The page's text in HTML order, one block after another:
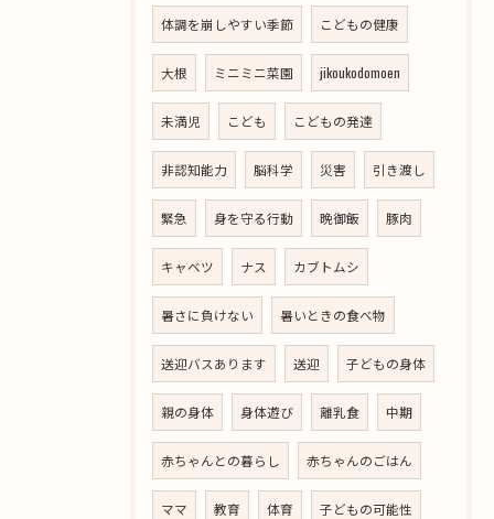
体調を崩しやすい季節 こどもの健康
大根 ミニミニ菜園 jikoukodomoen
未満児 こども こどもの発達
非認知能力 脳科学 災害 引き渡し
緊急 身を守る行動 晩御飯 豚肉
キャベツ ナス カブトムシ
暑さに負けない 暑いときの食べ物
送迎バスあります 送迎 子どもの身体
親の身体 身体遊び 離乳食 中期
赤ちゃんとの暮らし 赤ちゃんのごはん
ママ 教育 体育 子どもの可能性